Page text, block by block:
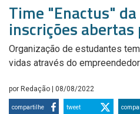
Time "Enactus" da
inscrições
Organização de estudantes
vidas através do
por Redação | 08/08/2022
compartilhe tweet